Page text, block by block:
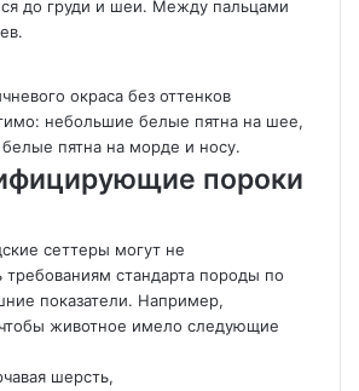
до груди и шеи. Между пальцами
окраса без оттенков
небольшие белые пятна на шее,
пятна на морде и носу.
пороки
сеттеры могут не
требованиям стандарта породы по
показатели. Например,
животное имело следующие
шерсть,